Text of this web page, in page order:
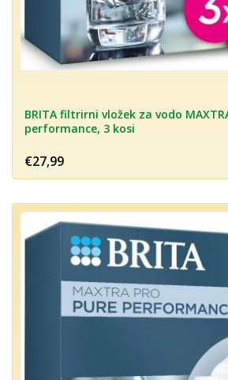
BRITA filtrirni vložek za vodo
performance, 3 kosi
€27,99